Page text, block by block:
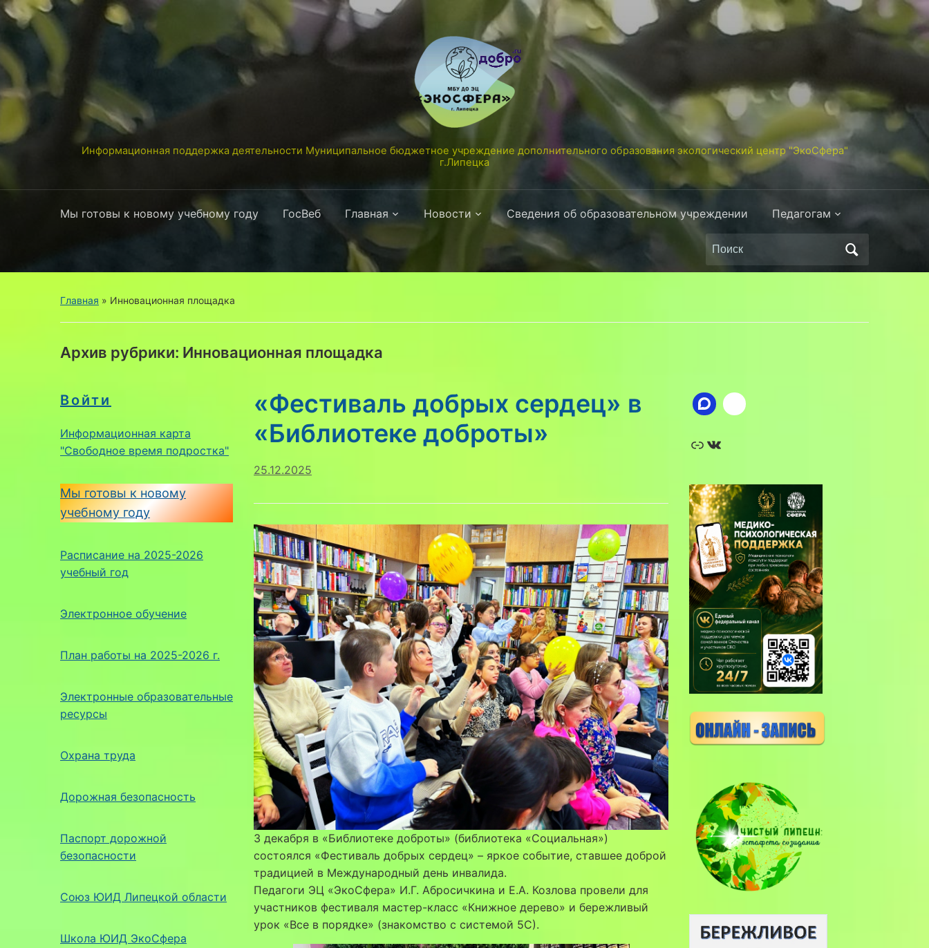
Информационная поддержка деятельности Муниципальное бюджетное учреждение дополнительного образования экологический центр "ЭкоСфера"
г.Липецка
Мы готовы к новому учебному году ГосВеб Главная Новости Сведения об образовательном учреждении Педагогам
Поиск
по:
Главная » Инновационная площадка
Архив рубрики: Инновационная площадка
Войти
Информационная карта
"Свободное время подростка"
Мы готовы к новому
учебному году
Расписание на 2025-2026
учебный год
Электронное обучение
План работы на 2025-2026 г.
Электронные образовательные
ресурсы
Охрана труда
Дорожная безопасность
Паспорт дорожной
безопасности
Союз ЮИД Липецкой области
Школа ЮИД ЭкоСфера
«Фестиваль добрых сердец» в
«Библиотеке доброты»
25.12.2025
3 декабря в «Библиотеке доброты» (библиотека «Социальная»)
состоялся «Фестиваль добрых сердец» – яркое событие, ставшее доброй
традицией в Международный день инвалида.
Педагоги ЭЦ «ЭкоСфера» И.Г. Абросичкина и Е.А. Козлова провели для
участников фестиваля мастер-класс «Книжное дерево» и бережливый
урок «Все в порядке» (знакомство с системой 5С).
Ссылка